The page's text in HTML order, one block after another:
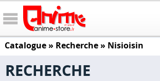
Catalogue» Recherche » Nisioisin
RECHERCHE